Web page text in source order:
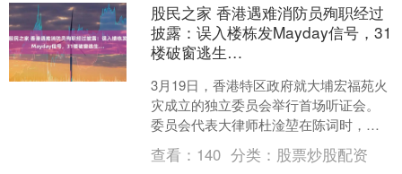
股民之家 香港遇难消防员殉职经过
披露：误入楼栋发Mayday信号，31
楼破窗逃生…
3月19日，香港特区政府就大埔宏福苑火
灾成立的独立委员会举行首场听证会。
委员会代表大律师杜淦堃在陈词时，披
露了殉职消防员何伟豪的遇难经过。
2025年11月26....
查看： 140 分类： 股票炒股配资